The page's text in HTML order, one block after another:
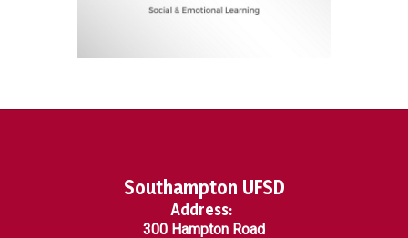
Southampton UFSD
Address:
300 Hampton Road